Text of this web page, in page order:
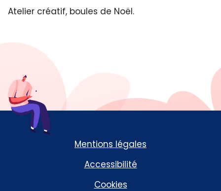
Atelier créatif, boules de Noël.
Mentions légales
Accessibilité
Cookies